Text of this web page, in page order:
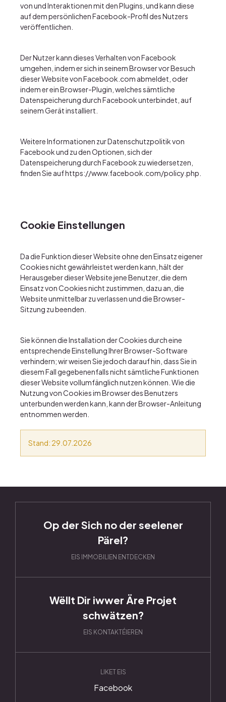
von und Interaktionen mit den Plugins, und kann diese
auf dem persönlichen Facebook-Profil des Nutzers
veröffentlichen.
Der Nutzer kann dieses Verhalten von Facebook
umgehen, indem er sich in seinem Browser vor Besuch
dieser Website von Facebook.com abmeldet, oder
indem er ein Browser-Plugin, welches sämtliche
Datenspeicherung durch Facebook unterbindet, auf
seinem Gerät installiert.
Weitere Informationen zur Datenschutzpolitik von
Facebook und zu den Optionen, sich der
Datenspeicherung durch Facebook zu wiedersetzen,
finden Sie aufhttps://www.facebook.com/policy.php
Cookie Einstellungen
Da die Funktion dieser Website ohne den Einsatz eigener
Cookies nicht gewährleistet werden kann, hält der
Herausgeber dieser Website jene Benutzer, die dem
Einsatz von Cookies nicht zustimmen, dazu an, die
Website unmittelbar zu verlassen und die Browser-
Sitzung zu beenden.
Sie können die Installation der Cookies durch eine
entsprechende Einstellung Ihrer Browser-Software
verhindern; wir weisen Sie jedoch darauf hin, dass Sie in
diesem Fall gegebenenfalls nicht sämtliche Funktionen
dieser Website vollumfänglich nutzen können. Wie die
Nutzung von Cookies im Browser des Benutzers
unterbunden werden kann, kann der Browser-Anleitung
entnommen werden.
Stand: 29.07.2026
Op der Sich no der seelener
Pärel?
EIS IMMOBILIEN ENTDECKEN
Wëllt Dir iwwer Äre Projet
schwätzen?
EIS KONTAKTÉIEREN
LIKET EIS
Facebook